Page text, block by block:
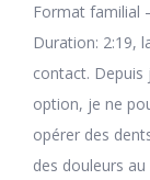
Format familial
Duration: 2:19,
contact. Depuis
option, je ne
opérer des
des douleurs